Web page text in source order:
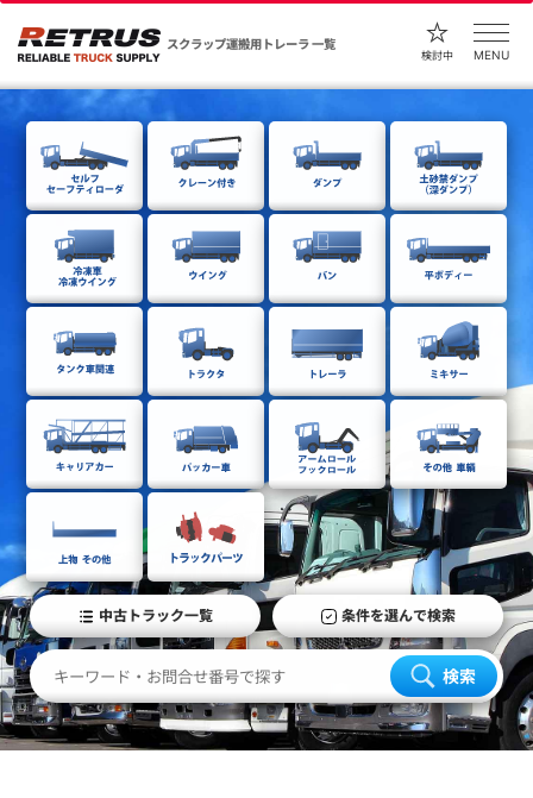
スクラップ運搬用トレーラ 一覧
検討中 MENU
中古トラック一覧 条件を選んで検索
検索